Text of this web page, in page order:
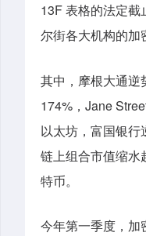
13F 表格的法定截
尔街各大机构的加
其中 ， 摩根大通逆
174%，Jane
以太坊，富国银
链上组合市值缩水
特币。
今年第一季度，加